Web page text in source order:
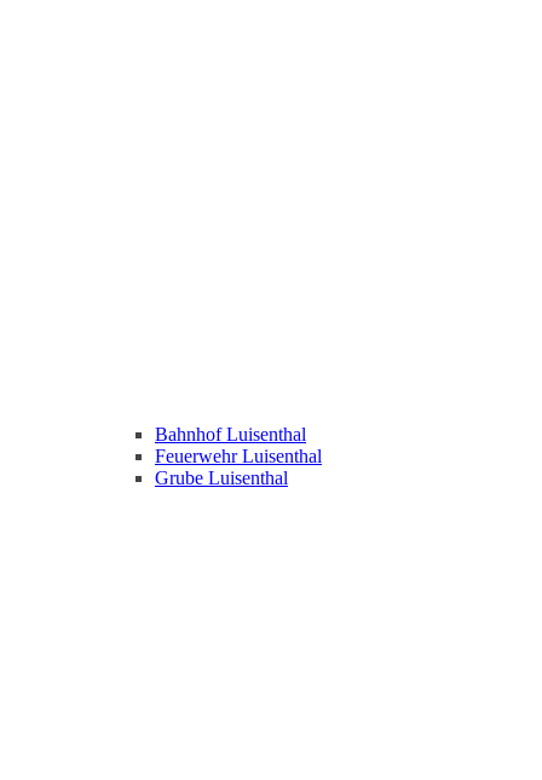
Bahnhof Luisenthal
Feuerwehr Luisenthal
Grube Luisenthal